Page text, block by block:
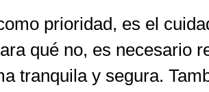
prioridad, es el
qué no, es necesario
tranquila y segura.